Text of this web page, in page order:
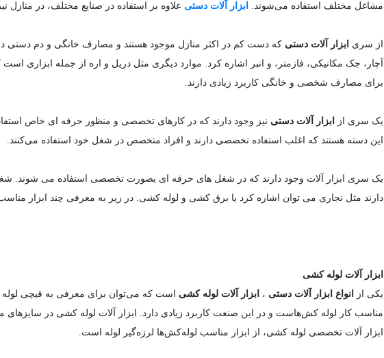
مشاغل مختلف استفاده می‌شوند. ابزار آلات دستی علاوه بر استفاده در صنایع مختلف، در منازل
از سری ابزار آلات دستی که دست کم در اکثر منازل موجود هستند و مصارف خانگی و دم دستی
آچار، جک مکانیکی، فازمتر، و انبر اشاره کرد. موارد دیگری مثل دریل و اره از جمله ابزاری
برای مصارف شخصی و خانگی کاربرد زیادی دارند.
یک سری از ابزار آلات دستی نیز وجود دارند که در کارهای تخصصی و منظور حرفه ای خاص استفاده
این دسته هستند که اغلب استفاده تخصصی دارند و افراد متخصص در شغل خود استفاده می‌کنند.
یک سری ابزار آلات وجود دارند که در شغل های حرفه ای بصورت تخصصی استفاده می شوند. شغل
دارند مثل نجاری می توان اشاره کرد یا برق کشی و لوله کشی. در زیر به معرفی چند ابزار
ابزار آلات لوله کشی
یکی از
انواع ابزار آلات دستی ، ابزار آلات لوله کشی است که می‌توان برای معرفی به قیچی لوله
مناسب کار لوله کش‌هاست و در این صنعت کاربرد زیادی دارد. ابزار آلات لوله کشی در
ابزار آلات تخصصی لوله کشی، از ابزار مناسب لوله‌کش‌ها لرزه‌گیر لوله است.